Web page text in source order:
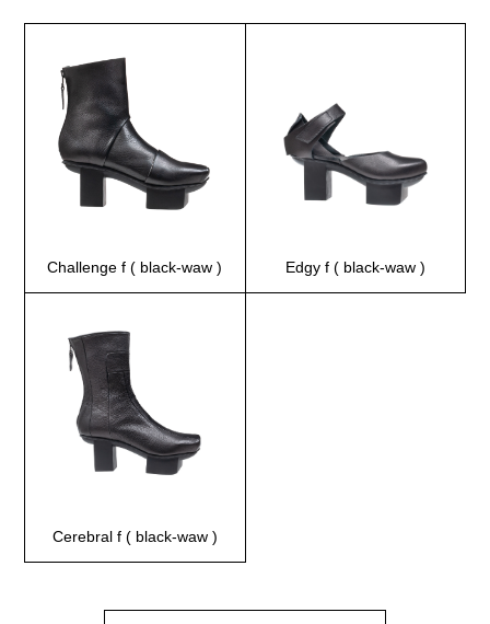
Challenge f ( black-waw ) Edgy f ( black-waw )
Cerebral f ( black-waw )